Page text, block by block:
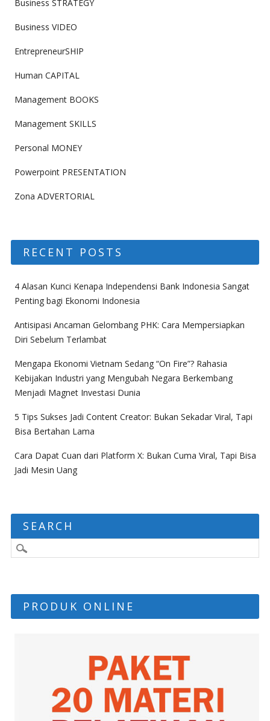
Business STRATEGY
Business VIDEO
EntrepreneurSHIP
Human CAPITAL
Management BOOKS
Management SKILLS
Personal MONEY
Powerpoint PRESENTATION
Zona ADVERTORIAL
RECENT POSTS
4 Alasan Kunci Kenapa Independensi Bank Indonesia Sangat
Penting bagi Ekonomi Indonesia
Antisipasi Ancaman Gelombang PHK: Cara Mempersiapkan
Diri Sebelum Terlambat
Mengapa Ekonomi Vietnam Sedang “On Fire”? Rahasia
Kebijakan Industri yang Mengubah Negara Berkembang
Menjadi Magnet Investasi Dunia
5 Tips Sukses Jadi Content Creator: Bukan Sekadar Viral, Tapi
Bisa Bertahan Lama
Cara Dapat Cuan dari Platform X: Bukan Cuma Viral, Tapi Bisa
Jadi Mesin Uang
SEARCH
PRODUK ONLINE